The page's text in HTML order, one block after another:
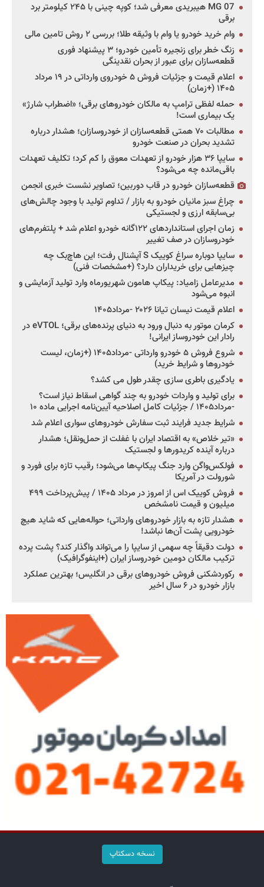
MG 07 هیبریدی معرفی شد؛ کوپه چینی با ۲۴۵ کیلومتر برد
برقی
وام خرید خودرو یا وام با وثیقه طلا؛ بررسی ۲ روش تامین مالی
زنگ خطر برای زنجیره تأمین خودرو؛ ۳ پیشنهاد فوری
قطعه‌سازان برای عبور از بحران نقدینگی
اعلام قیمت و جزئیات فروش ۵ خودروی وارداتی در ۱۹ مرداد
۱۴۰۵ (+زمان)
حمله لفظی ترامپ به مالکان خودروهای برقی؛ «اضطراب شارژ»
یک بیماری است!
مطالبات ۷۰ همتی قطعه‌سازان از خودروسازان؛ هشدار درباره
تشدید بحران در صنعت خودرو
سایپا ۳۶ هزار خودرو از تعهدات معوق را کم کرد؛ تکلیف تعهدات
باقی‌مانده چه می‌شود؟
قطعه‌سازان خودرو در قاب دوربین؛ تصاویر نشست خبری انجمن
چراغ سبز مانیان خودرو به بازار / تداوم تولید با وجود چالش‌های
بی‌سابقه ارزی و لجستیکی
زمان اجرای استانداردهای ۱۲۲گانه خودرو اعلام شد + پلتفرم‌های
خودروسازان در صف تغییر
سایپا دوباره سراغ کوییک S آپشنال رفت؛ این هاچ‌بک چه
چیزهایی برای خریداران دارد؟ (+مشخصات فنی)
مدیرعامل زامیاد: پیکاپ هامون شهریورماه وارد تولید آزمایشی و
انبوه می‌شود
اعلام قیمت نیسان تیانا ۲۰۲۶ -مرداد۱۴۰۵
کرمان موتور به دنبال ورود به دنیای پرنده‌های برقی؛ eVTOL در
رادار این خودروساز ایرانی!
شروع فروش ۵ خودرو وارداتی -مرداد۱۴۰۵ (+زمان، لیست
خودروها و شرایط خرید)
یادگیری باطری سازی چقدر طول می کشد؟
برای تولید و واردات خودرو به چند گواهی اسقاط نیاز است؟
-مرداد۱۴۰۵ / جزئیات کامل اصلاحیه آیین‌نامه اجرایی ماده ۱۰
شرایط جدید فرایند ثبت سفارش خودروهای سواری اعلام شد
«تیر خلاص» به اقتصاد ایران با غفلت از حمل‌ونقل؛ هشدار
درباره آینده کریدورها و لجستیک
فولکس‌واگن وارد جنگ پیکاپ‌ها می‌شود؛ رقیب تازه برای فورد و
شورولت در آمریکا
فروش کوییک اس از امروز در مرداد ۱۴۰۵ / پیش‌پرداخت ۴۹۹
میلیون و قیمت نامشخص
هشدار تازه به بازار خودروهای وارداتی؛ حواله‌هایی که شاید هیچ
خودرویی پشت آن‌ها نباشد!
دولت دقیقاً چه سهمی از سایپا را می‌تواند واگذار کند؟ پشت پرده
ترکیب مالکان دومین خودروساز ایران (+اینفوگرافیک)
رکوردشکنی فروش خودروهای برقی در انگلیس؛ بهترین عملکرد
بازار خودرو در ۶ سال اخیر
نسخه دسکتاپ